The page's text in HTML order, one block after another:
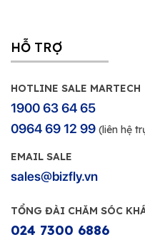
HỖ TRỢ
HOTLINE SALE MARTECH
1900 63 64 65
0964 69 12 99 (liên hệ
EMAIL SALE
sales@bizfly.vn
TỔNG ĐÀI CHĂM SÓC
024 7300 6886